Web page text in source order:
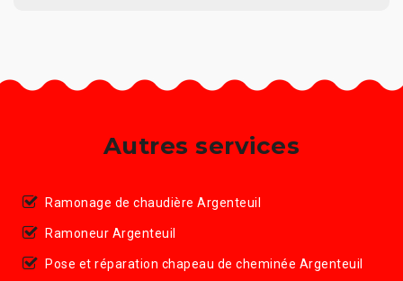
Autres services
Ramonage de chaudière Argenteuil
Ramoneur Argenteuil
Pose et réparation chapeau de cheminée Argenteuil